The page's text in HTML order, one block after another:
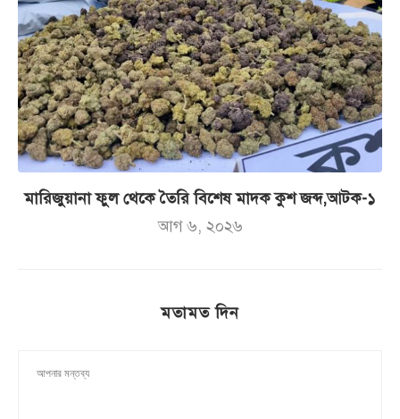
মারিজুয়ানা ফুল থেকে তৈরি বিশেষ মাদক কুশ জব্দ,আটক-১
আগ ৬, ২০২৬
মতামত দিন